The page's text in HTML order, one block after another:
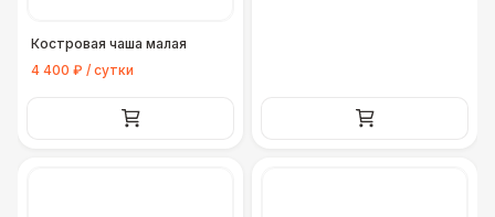
Костровая чаша малая
4 400 ₽ / сутки